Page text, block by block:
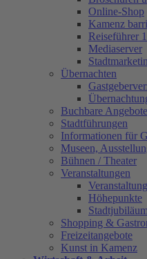
Online-Shop
Kamenz
Reiseführer
Mediaserver
Übernachten
Buchbare Angebote
Stadtführungen
Informationen für
Museen,
Bühnen / Theater
Veranstaltungen
Höhepunkte
Shopping &
Freizeitangebote
Kunst in Kamenz